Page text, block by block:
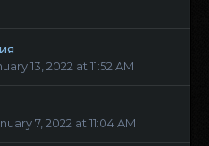
13, 2022 at 11:52 AM
7, 2022 at 11:04 AM